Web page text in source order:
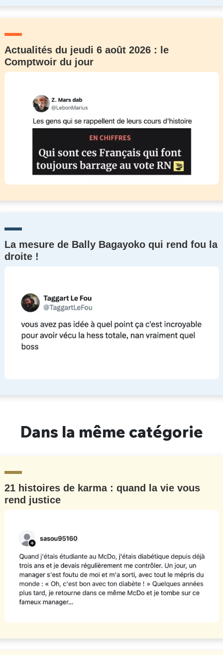
Actualités du jeudi 6 août 2026 : le
Comptwoir du jour
La mesure de Bally Bagayoko qui rend fou la
droite !
Dans la même catégorie
21 histoires de karma : quand la vie vous
rend justice